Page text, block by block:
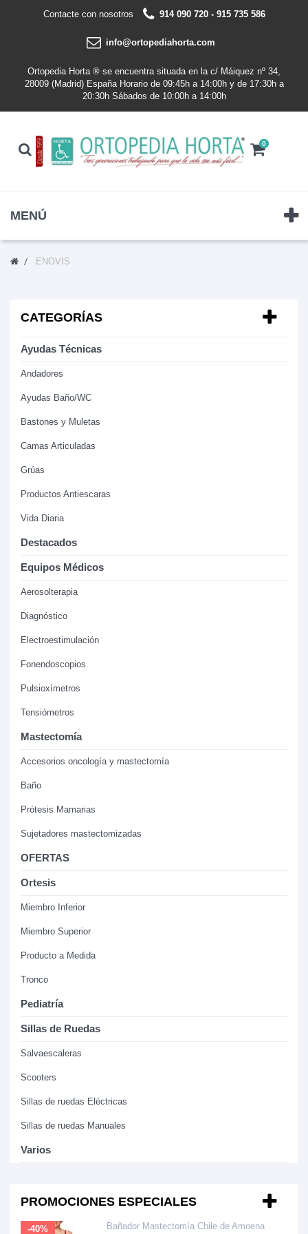
Contacte con nosotros 914 090 720 - 915 735 586
info@ortopediahorta.com
Ortopedia Horta ® se encuentra situada en la c/ Máiquez nº 34,
28009 (Madrid) España Horario de 09:45h a 14:00h y de 17:30h a
20:30h Sábados de 10:00h a 14:00h
0
MENÚ
ENOVIS
CATEGORÍAS
Ayudas Técnicas
Andadores
Ayudas Baño/WC
Bastones y Muletas
Camas Articuladas
Grúas
Productos Antiescaras
Vida Diaria
Destacados
Equipos Médicos
Aerosolterapia
Diagnóstico
Electroestimulación
Fonendoscopios
Pulsioxímetros
Tensiómetros
Mastectomía
Accesorios oncología y mastectomía
Baño
Prótesis Mamarias
Sujetadores mastectomizadas
OFERTAS
Ortesis
Miembro Inferior
Miembro Superior
Producto a Medida
Tronco
Pediatría
Sillas de Ruedas
Salvaescaleras
Scooters
Sillas de ruedas Eléctricas
Sillas de ruedas Manuales
Varios
PROMOCIONES ESPECIALES
-40% Bañador Mastectomía Chile de Amoena